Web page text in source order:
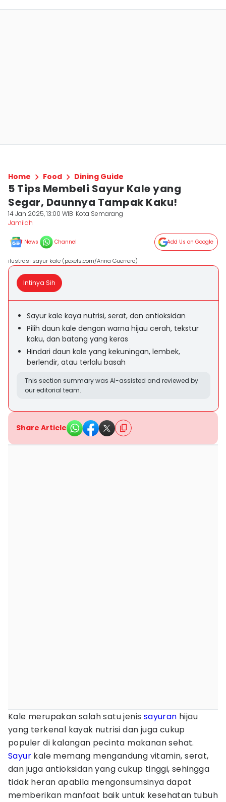
Home Food Dining Guide
5 Tips Membeli Sayur Kale yang
Segar, Daunnya Tampak Kaku!
14 Jan 2025, 13:00 WIB Kota Semarang
Jamilah
News Channel Add Us on Google
ilustrasi sayur kale (pexels.com/Anna Guerrero)
Intinya Sih
Sayur kale kaya nutrisi, serat, dan antioksidan
Pilih daun kale dengan warna hijau cerah, tekstur
kaku, dan batang yang keras
Hindari daun kale yang kekuningan, lembek,
berlendir, atau terlalu basah
This section summary was AI-assisted and reviewed by
our editorial team.
Share Article
Kale merupakan salah satu jenis sayuran hijau
yang terkenal kayak nutrisi dan juga cukup
populer di kalangan pecinta makanan sehat.
Sayur kale memang mengandung vitamin, serat,
dan juga antioksidan yang cukup tinggi, sehingga
tidak heran apabila mengonsumsinya dapat
memberikan manfaat baik untuk kesehatan tubuh